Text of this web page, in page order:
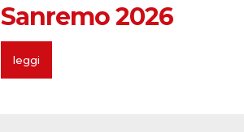
Sanremo 2026
leggi